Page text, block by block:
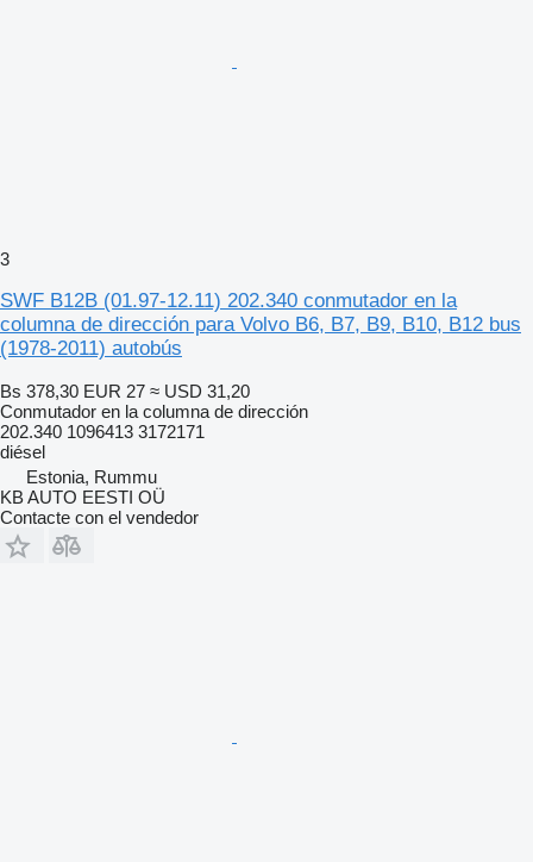
3
SWF B12B (01.97-12.11) 202.340 conmutador en la
columna de dirección para Volvo B6, B7, B9, B10, B12 bus
(1978-2011) autobús
Bs 378,30 EUR 27 ≈ USD 31,20
Conmutador en la columna de dirección
202.340 1096413 3172171
diésel
Estonia, Rummu
KB AUTO EESTI OÜ
Contacte con el vendedor